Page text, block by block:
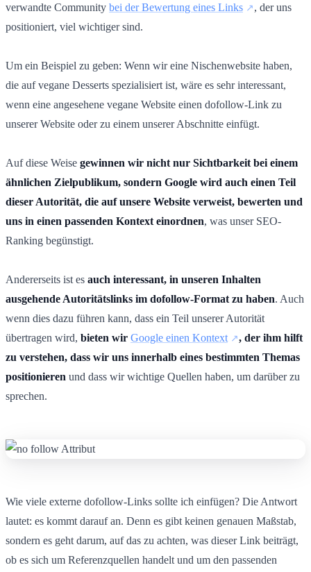
verwandte Community bei der Bewertung eines Links
, der uns
positioniert, viel wichtiger sind.
Um ein Beispiel zu geben: Wenn wir eine Nischenwebsite haben,
die auf vegane Desserts spezialisiert ist, wäre es sehr interessant,
wenn eine angesehene vegane Website einen dofollow-Link zu
unserer Website oder zu einem unserer Abschnitte einfügt.
Auf diese Weise gewinnen wir nicht nur Sichtbarkeit bei einem
ähnlichen Zielpublikum, sondern Google wird auch einen Teil
dieser Autorität, die auf unsere Website verweist, bewerten und
uns in einen passenden Kontext einordnen, was unser SEO-
Ranking begünstigt.
Andererseits ist es auch interessant, in unseren Inhalten
ausgehende Autoritätslinks im dofollow-Format zu haben. Auch
wenn dies dazu führen kann, dass ein Teil unserer Autorität
übertragen wird, bieten wir Google einen Kontext
, der ihm hilft
zu verstehen, dass wir uns innerhalb eines bestimmten Themas
positionieren und dass wir wichtige Quellen haben, um darüber zu
sprechen.
Wie viele externe dofollow-Links sollte ich einfügen? Die Antwort
lautet: es kommt darauf an. Denn es gibt keinen genauen Maßstab,
sondern es geht darum, auf das zu achten, was dieser Link beiträgt,
ob es sich um Referenzquellen handelt und um den passenden